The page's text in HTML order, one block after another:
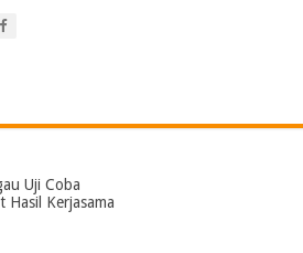
Uji Coba
Hasil Kerjasama